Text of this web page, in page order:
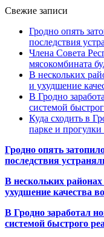
Свежие записи
Гродно опять
последствия
Члена Совета
мясокомбината
В нескольких
и ухудшение
В Гродно
системой
Куда сходить в
парке и
Гродно опять
последствия
В нескольких
ухудшение качества
В Гродно заработал
системой быстрого